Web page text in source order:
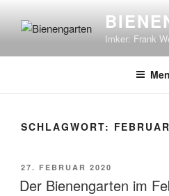
Inhalt
Imker: Frank
SCHLAGWORT: FEBRUAR
VERÖFFENTLICHT
AM
27. FEBRUAR 2020
Der Bienengarten im